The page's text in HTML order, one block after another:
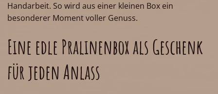
Handarbeit. So wird aus einer kleinen Box ein
besonderer Moment voller Genuss.
Eine edle Pralinenbox als Geschenk
für jeden Anlass